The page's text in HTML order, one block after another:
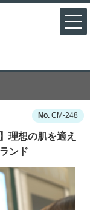
CM-248
理想の肌を適え
ンド